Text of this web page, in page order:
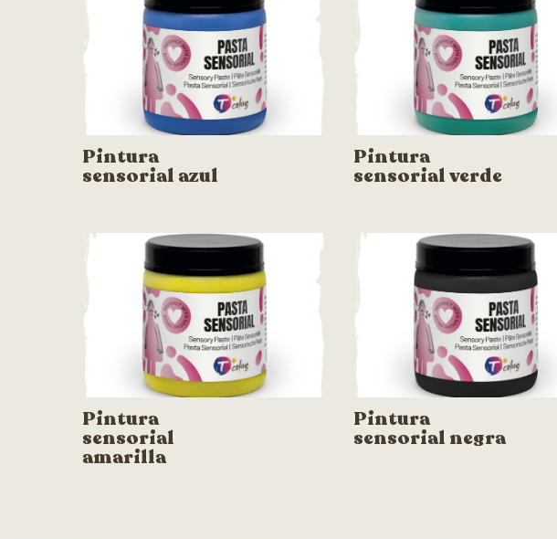
Pintura
sensorial azul
Pintura
sensorial verde
Pintura
sensorial
amarilla
Pintura
sensorial negra